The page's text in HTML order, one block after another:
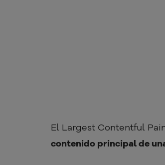
El Largest Contentful
contenido principal de